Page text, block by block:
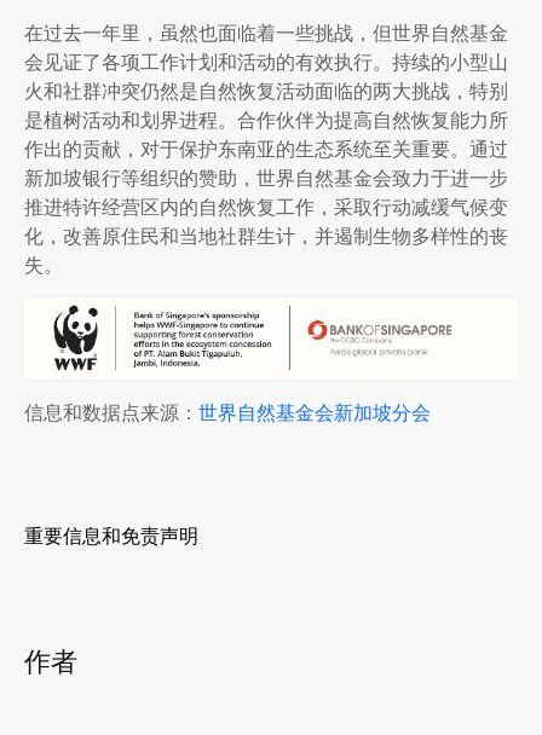
在过去一年里，虽然也面临着一些挑战，但世界自然基金
会见证了各项工作计划和活动的有效执行。持续的小型山
火和社群冲突仍然是自然恢复活动面临的两大挑战，特别
是植树活动和划界进程。合作伙伴为提高自然恢复能力所
作出的贡献，对于保护东南亚的生态系统至关重要。通过
新加坡银行等组织的赞助，世界自然基金会致力于进一步
推进特许经营区内的自然恢复工作，采取行动减缓气候变
化，改善原住民和当地社群生计，并遏制生物多样性的丧
失。
信息和数据点来源： 世界自然基金会新加坡分会
重要信息和免责声明
作者